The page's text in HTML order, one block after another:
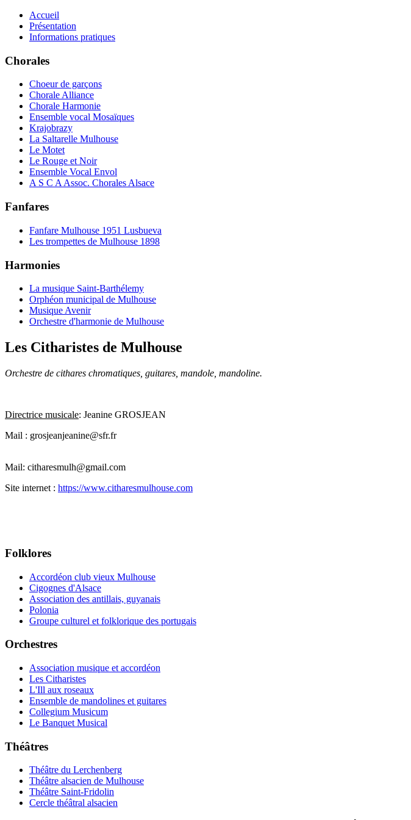
Accueil
Présentation
Informations pratiques
Chorales
Choeur de garçons
Chorale Alliance
Chorale Harmonie
Ensemble vocal Mosaïques
Krajobrazy
La Saltarelle Mulhouse
Le Motet
Le Rouge et Noir
Ensemble Vocal Envol
A S C A Assoc. Chorales Alsace
Fanfares
Fanfare Mulhouse 1951 Lusbueva
Les trompettes de Mulhouse 1898
Harmonies
La musique Saint-Barthélemy
Orphéon municipal de Mulhouse
Musique Avenir
Orchestre d'harmonie de Mulhouse
Les Citharistes de Mulhouse
Orchestre de cithares chromatiques, guitares, mandole, mandoline.
Directrice musicale: Jeanine GROSJEAN
Mail : grosjeanjeanine@sfr.fr
Mail: citharesmulh@gmail.com
Site internet : https://www.citharesmulhouse.com
Folklores
Accordéon club vieux Mulhouse
Cigognes d'Alsace
Association des antillais, guyanais
Polonia
Groupe culturel et folklorique des portugais
Orchestres
Association musique et accordéon
Les Citharistes
L'Ill aux roseaux
Ensemble de mandolines et guitares
Collegium Musicum
Le Banquet Musical
Théâtres
Théâtre du Lerchenberg
Théâtre alsacien de Mulhouse
Théâtre Saint-Fridolin
Cercle théâtral alsacien